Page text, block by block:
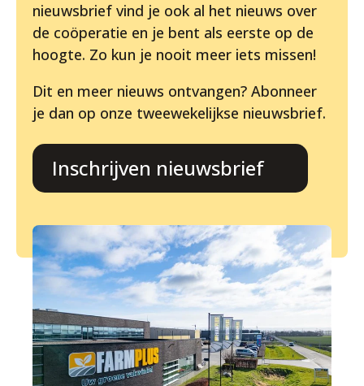
nieuwsbrief vind je ook al het nieuws over
de coöperatie en je bent als eerste op de
hoogte. Zo kun je nooit meer iets missen!
Dit en meer nieuws ontvangen? Abonneer
je dan op onze tweewekelijkse nieuwsbrief.
Inschrijven nieuwsbrief